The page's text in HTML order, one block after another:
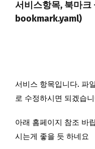
서비스항목, 북마
bookmark.yaml)
서비스 항목입니다. 파
로 수정하시면 되겠습
아래 홈페이지 참조 바
시는게 좋을 듯 하네요